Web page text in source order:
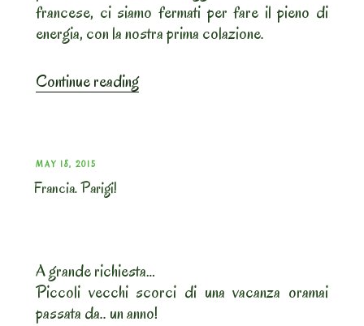
francese, ci siamo fermati per fare il pieno di
energia, con la nostra prima colazione.
Continue reading“Meaux
POSTED
ON
MAY 18, 2015
Francia. Parigi!
A grande richiesta…
Piccoli vecchi scorci di una vacanza oramai
passata da.. un anno!